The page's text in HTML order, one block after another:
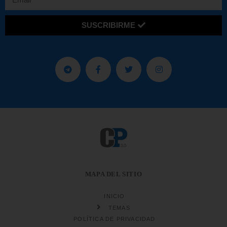
SUSCRIBIRME
MAPA DEL SITIO
INICIO
TEMAS
POLÍTICA DE PRIVACIDAD